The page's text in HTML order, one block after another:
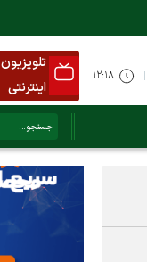
تلویزیون
اینترنتی